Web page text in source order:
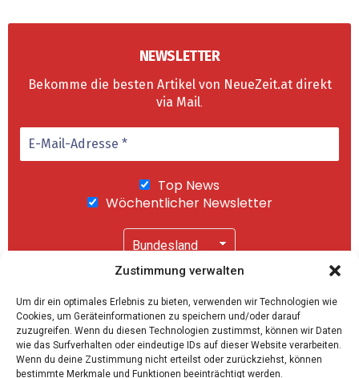
Zustimmung verwalten
Um dir ein optimales Erlebnis zu bieten, verwenden wir Technologien wie
Cookies, um Geräteinformationen zu speichern und/oder darauf
zuzugreifen. Wenn du diesen Technologien zustimmst, können wir Daten
wie das Surfverhalten oder eindeutige IDs auf dieser Website verarbeiten.
Wenn du deine Zustimmung nicht erteilst oder zurückziehst, können
bestimmte Merkmale und Funktionen beeinträchtigt werden.
Newsletter bestellen
Top News
Wöchentlicher Newsletter
NEWSLETTER
Bekomme die besten Artikel von NeueZeit.at direkt
via Mail.
Top News
Wöchentlicher Newsletter
"Abonnieren" akzeptierst Du unsere
Datenschutzerklärung.